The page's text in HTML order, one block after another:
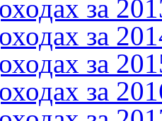
за
за
за
за